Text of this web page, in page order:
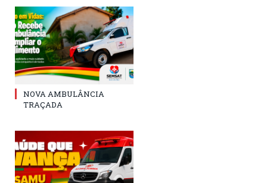
NOVA AMBULÂNCIA
TRAÇADA